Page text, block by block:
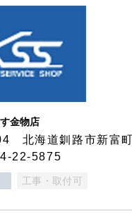
金物店
北海道釧路市新富
22-5875
工事・取付可